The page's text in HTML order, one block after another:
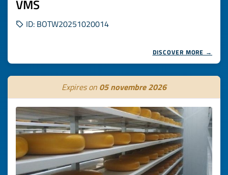
VMS
ID: BOTW20251020014
DISCOVER MORE →
Expires on 05 novembre 2026